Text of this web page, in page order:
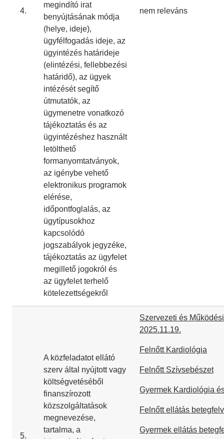
4.
megindító irat
benyújtásának módja
(helye, ideje),
ügyfélfogadás ideje, az
ügyintézés határideje
(elintézési, fellebbezési
határidő), az ügyek
intézését segítő
útmutatók, az
ügymenetre vonatkozó
tájékoztatás és az
ügyintézéshez használt
letölthető
formanyomtatványok,
az igénybe vehető
elektronikus programok
elérése,
időpontfoglalás, az
ügytípusokhoz
kapcsolódó
jogszabályok jegyzéke,
tájékoztatás az ügyfelet
megillető jogokról és
az ügyfelet terhelő
kötelezettségekről
nem releváns
5.
A közfeladatot ellátó
szerv által nyújtott vagy
költségvetéséből
finanszírozott
közszolgáltatások
megnevezése,
tartalma, a
Szervezeti és
2025.11.19.
Felnőtt Kardiológia
Felnőtt Szívsebészet
Gyermek Kardiológia
Felnőtt ellátás
Gyermek ellátás